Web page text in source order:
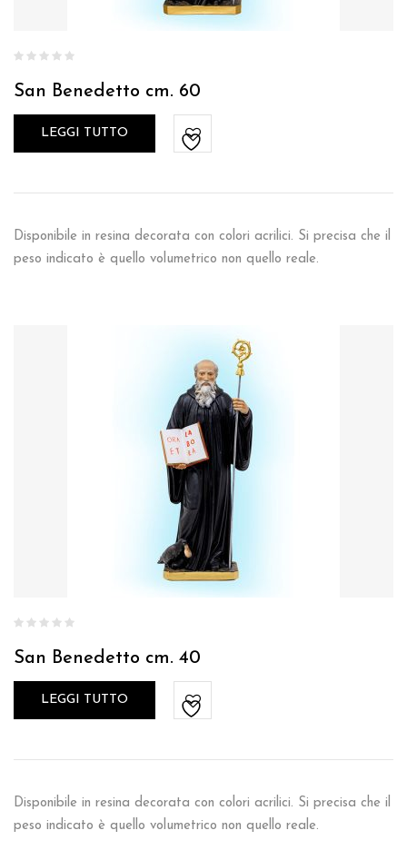
San Benedetto cm. 60
LEGGI TUTTO
Disponibile in resina decorata con colori acrilici. Si precisa che il
peso indicato è quello volumetrico non quello reale.
San Benedetto cm. 40
LEGGI TUTTO
Disponibile in resina decorata con colori acrilici. Si precisa che il
peso indicato è quello volumetrico non quello reale.